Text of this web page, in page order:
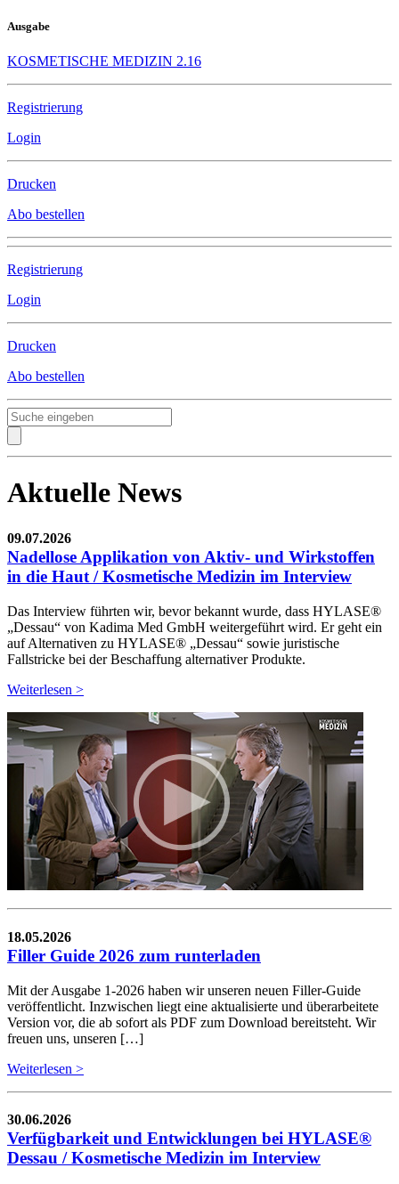
Ausgabe
KOSMETISCHE MEDIZIN 2.16
Registrierung
Login
Drucken
Abo bestellen
Registrierung
Login
Drucken
Abo bestellen
Aktuelle News
09.07.2026
Nadellose Applikation von Aktiv- und Wirkstoffen
in die Haut / Kosmetische Medizin im Interview
Das Interview führten wir, bevor bekannt wurde, dass HYLASE®
„Dessau“ von Kadima Med GmbH weitergeführt wird. Er geht ein
auf Alternativen zu HYLASE® „Dessau“ sowie juristische
Fallstricke bei der Beschaffung alternativer Produkte.
Weiterlesen >
18.05.2026
Filler Guide 2026 zum runterladen
Mit der Ausgabe 1-2026 haben wir unseren neuen Filler-Guide
veröffentlicht. Inzwischen liegt eine aktualisierte und überarbeitete
Version vor, die ab sofort als PDF zum Download bereitsteht. Wir
freuen uns, unseren […]
Weiterlesen >
30.06.2026
Verfügbarkeit und Entwicklungen bei HYLASE®
Dessau / Kosmetische Medizin im Interview